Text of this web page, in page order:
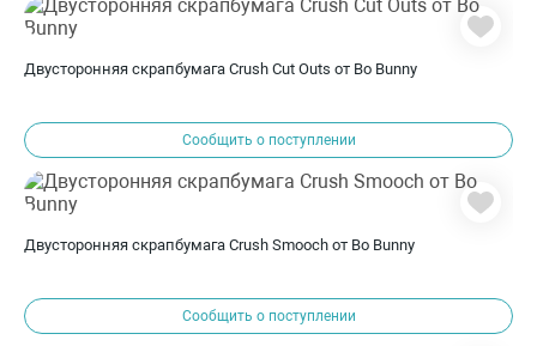
Двусторонняя скрапбумага Crush Cut Outs от Bo Bunny
Сообщить о поступлении
Двусторонняя скрапбумага Crush Smooch от Bo Bunny
Сообщить о поступлении